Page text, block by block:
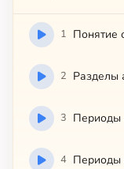
1 Понятие
2 Разделы
3 Периоды
4 Периоды